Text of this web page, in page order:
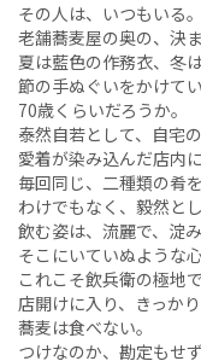
その人は、いつもいる。
老舗蕎麦屋の奥の、決
夏は藍色の作務衣、冬
節の手ぬぐいをかけてい
70歳くらいだろうか。
泰然自若として、自宅
愛着が染み込んだ店内
毎回同じ、二種類の肴
わけでもなく、毅然と
飲む姿は、流麗で、淀
そこにいていぬような
これこそ飲兵衛の極地で
店開けに入り、きっか
蕎麦は食べない。
つけなのか、勘定もせ